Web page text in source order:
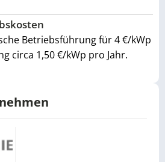
Betriebsführung für 4 €/kWp
circa 1,50 €/kWp pro Jahr.